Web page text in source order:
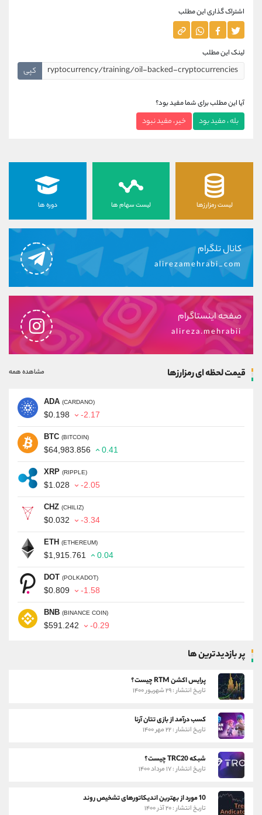
اشتراک گذاری این مطلب
لینک این مطلب
کپی
آیا این مطلب برای شما مفید بود؟
بله ، مفید بود خیر ، مفید نبود
لیست رمزارزها لیست سهام ها دوره ها
کانال تلگرام
alirezamehrabi_com
صفحه اینستاگرام
alireza.mehrabii
قیمت لحظه ای رمزارزها مشاهده همه
ADA (CARDANO)
$0.198 -2.17
BTC (BITCOIN)
$64,983.856 0.41
XRP (RIPPLE)
$1.028 -2.05
CHZ (CHILIZ)
$0.032 -3.34
ETH (ETHEREUM)
$1,915.761 0.04
DOT (POLKADOT)
$0.809 -1.58
BNB (BINANCE COIN)
$591.242 -0.29
پر بازدیدترین ها
پرایس اکشن RTM چیست؟
تاریخ انتشار : ۲۹ شهریور ۱۴۰۰
کسب درآمد از بازی تتان آرنا
تاریخ انتشار : ۲۲ مهر ۱۴۰۰
شبکه TRC20 چیست؟
تاریخ انتشار : ۱۷ مرداد ۱۴۰۰
10 مورد از بهترین اندیکاتورهای تشخیص روند
تاریخ انتشار : ۲۰ آذر ۱۴۰۰